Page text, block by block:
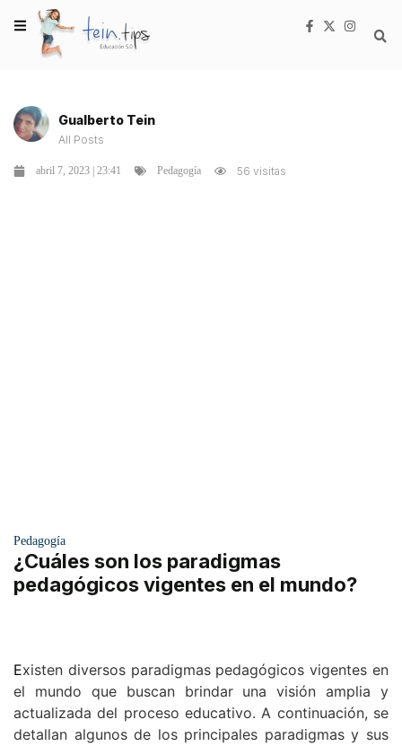
Gualberto Tein
All Posts
abril 7, 2023 | 23:41 Pedagogía 56 visitas
Pedagogía
¿Cuáles son los paradigmas
pedagógicos vigentes en el mundo?
Existen diversos paradigmas pedagógicos vigentes en
el mundo que buscan brindar una visión amplia y
actualizada del proceso educativo. A continuación, se
detallan algunos de los principales paradigmas y sus